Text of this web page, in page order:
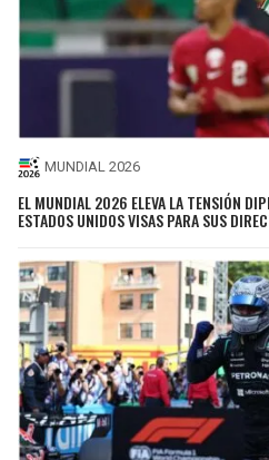
MUNDIAL 2026
EL MUNDIAL 2026 ELEVA LA TENSIÓN
ESTADOS UNIDOS VISAS PARA SUS